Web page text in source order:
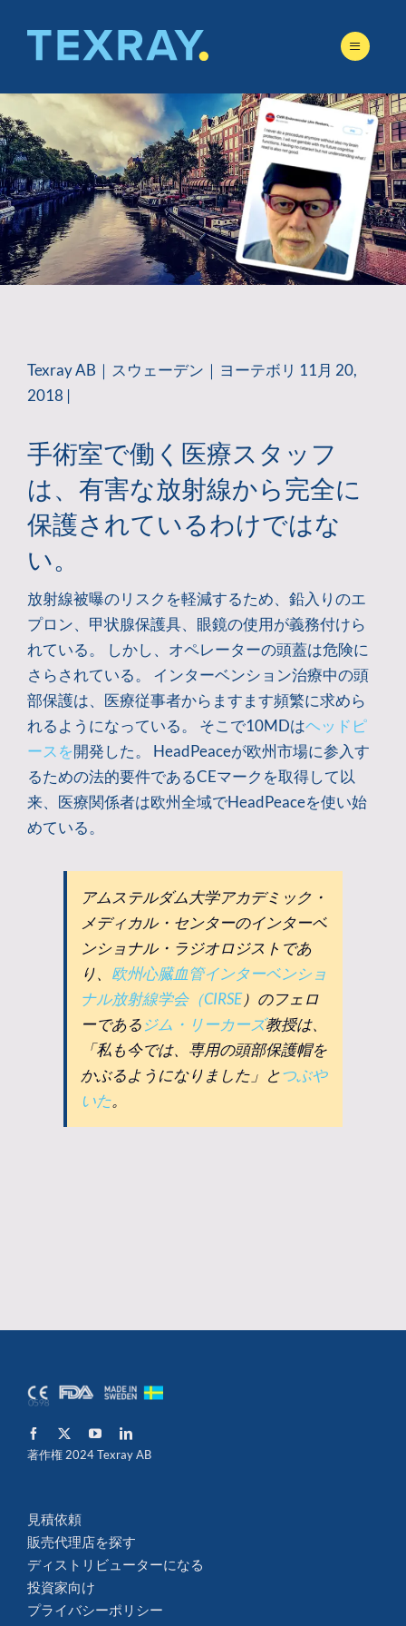
content
Texray AB｜スウェーデン｜ヨーテボリ 11月 20,
2018 |
手術室で働く医療スタッフ
は、有害な放射線から完全に
保護されているわけではな
い。
放射線被曝のリスクを軽減するため、鉛入りのエ
プロン、甲状腺保護具、眼鏡の使用が義務付けら
れている。 しかし、オペレーターの頭蓋は危険に
さらされている。 インターベンション治療中の頭
部保護は、医療従事者からますます頻繁に求めら
れるようになっている。 そこで10MDはヘッドピ
ースを開発した。 HeadPeaceが欧州市場に参入す
るための法的要件であるCEマークを取得して以
来、医療関係者は欧州全域でHeadPeaceを使い始
めている。
アムステルダム大学アカデミック・
メディカル・センターのインターベ
ンショナル・ラジオロジストであ
り、 欧州心臓血管インターベンショ
ナル放射線学会（CIRSE）のフェロ
ーである ジム・リーカーズ教授は、
「私も今では、専用の頭部保護帽を
かぶるようになりました」とつぶや
いた。
著作権 2024 Texray AB
見積依頼
販売代理店を探す
ディストリビューターになる
投資家向け
プライバシーポリシー